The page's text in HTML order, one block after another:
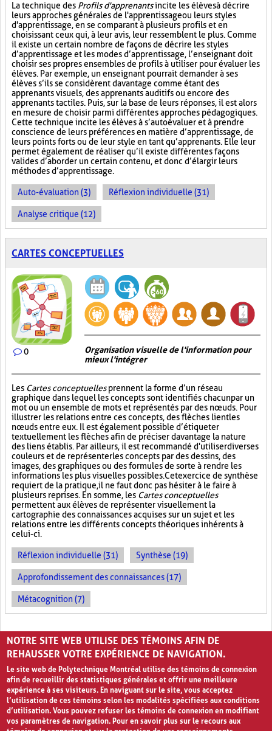
La technique des Profils d'apprenantsincite les élèves à décrire
leurs approches générales de l'apprentissage ou leurs styles
d'apprentissage, en se comparant à plusieurs profils et en
choisissant ceux qui, à leur avis, leur ressemblent le plus. Comme
il existe un certain nombre de façons de décrire les styles
d’apprentissage et les modes d’apprentissage, l’enseignant doit
choisir ses propres ensembles de profils à utiliser pour évaluer les
élèves. Par exemple, un enseignant pourrait demander à ses
élèves s’ils se considèrent davantage comme étant des
apprenants visuels, des apprenants auditifs ou encore des
apprenants tactiles. Puis, sur la base de leurs réponses, il est alors
en mesure de choisir parmi différentes approches pédagogiques.
Cette technique incite les élèves à s’autoévaluer et à prendre
conscience de leurs préférences en matière d’apprentissage, de
leurs points forts ou de leur style en tant qu’apprenants. Elle leur
permet également de réaliser qu’il existe différentes façons
valides d’aborder un certain contenu, et donc d’élargir leurs
méthodes d’apprentissage.
Auto-évaluation (3) Réflexion individuelle (31)
Analyse critique (12)
CARTES CONCEPTUELLES
0
Organisation visuelle de l'information pour
mieux l'intégrer
Les Cartes conceptuellesprennent la forme d’un réseau
graphique dans lequel les concepts sont identifiés chacun par un
mot ou un ensemble de mots et représentés par des nœuds. Pour
illustrer les relations entre ces concepts, des flèches lient les
nœuds entre eux. Il est également possible d’étiqueter
textuellement les flèches afin de préciser davantage la nature
des liens établis. Par ailleurs, il est recommandé d'utiliser diverses
couleurs et de représenter les concepts par des dessins, des
images, des graphiques ou des formules de sorte à rendre les
informations les plus visuelles possibles. Cet exercice de synthèse
requiert de la pratique, il ne faut donc pas hésiter à le faire à
plusieurs reprises. En somme, les Cartes conceptuelles
permettent aux élèves de représenter visuellement la
cartographie des connaissances acquises sur un sujet et les
relations entre les différents concepts théoriques inhérents à
celui-ci.
Réflexion individuelle (31) Synthèse (19)
Approfondissement des connaissances (17)
Métacognition (7)
PAGES
« ‹ 1 2 3
NOTRE SITE WEB UTILISE DES TÉMOINS AFIN DE
REHAUSSER VOTRE EXPÉRIENCE DE NAVIGATION.
Le site web de Polytechnique Montréal utilise des témoins de connexion
afin de recueillir des statistiques générales et offrir une meilleure
expérience à ses visiteurs. En naviguant sur le site, vous acceptez
l’utilisation de ces témoins selon les modalités spécifiées aux conditions
d’utilisation. Vous pouvez refuser les témoins de connexion en modifiant
vos paramètres de navigation. Pour en savoir plus sur le recours aux